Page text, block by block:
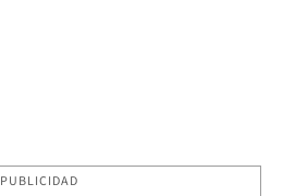
PUBLICIDAD